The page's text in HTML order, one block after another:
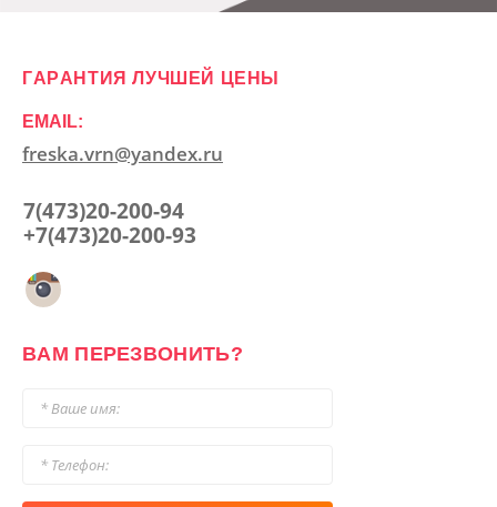
ГАРАНТИЯ ЛУЧШЕЙ ЦЕНЫ
EMAIL:
freska.vrn@yandex.ru
7(473)20-200-94
+7(473)20-200-93
ВАМ ПЕРЕЗВОНИТЬ?